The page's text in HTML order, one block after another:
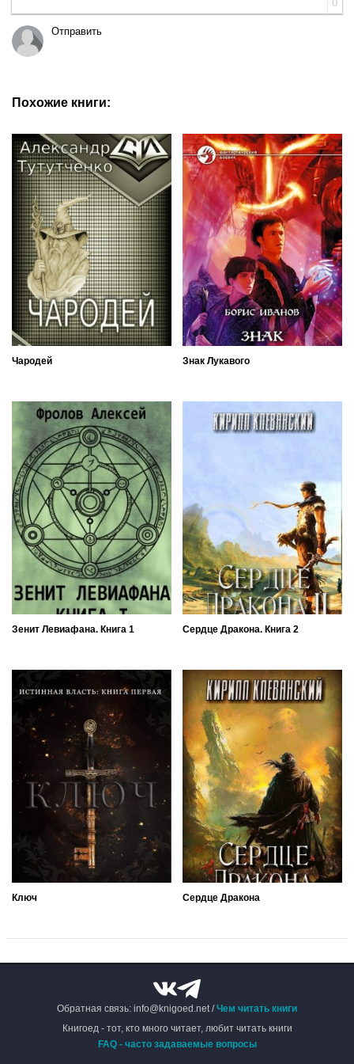
Отправить
Похожие книги:
Чародей Знак Лукавого
Зенит Левиафана. Книга 1 Сердце Дракона. Книга 2
Ключ Сердце Дракона
Обратная связь: info@knigoed.net /Чем читать книги
Книгоед - тот, кто много читает, любит читать книги
FAQ - часто задаваемые вопросы